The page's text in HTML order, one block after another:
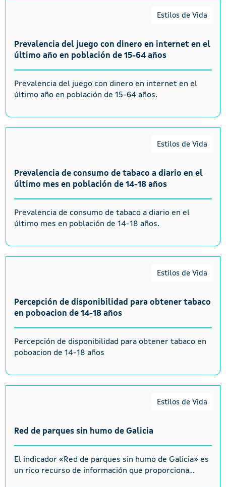
Estilos de Vida
Prevalencia del juego con dinero en internet en el
último año en población de 15-64 años
Prevalencia del juego con dinero en internet en el
último año en población de 15-64 años.
Estilos de Vida
Prevalencia de consumo de tabaco a diario en el
último mes en población de 14-18 años
Prevalencia de consumo de tabaco a diario en el
último mes en población de 14-18 años.
Estilos de Vida
Percepción de disponibilidad para obtener tabaco
en poboacion de 14-18 años
Percepción de disponibilidad para obtener tabaco en
poboacion de 14-18 años
Estilos de Vida
Red de parques sin humo de Galicia
El indicador «Red de parques sin humo de Galicia» es
un rico recurso de información que proporciona...